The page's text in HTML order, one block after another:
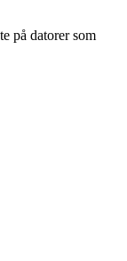
på datorer som